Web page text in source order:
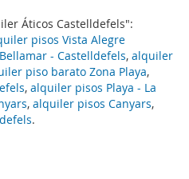
Áticos Castelldefels":
pisos Vista Alegre
- Castelldefels, alquiler
piso barato Zona Playa,
, alquiler pisos Playa - La
, alquiler pisos Canyars,
.